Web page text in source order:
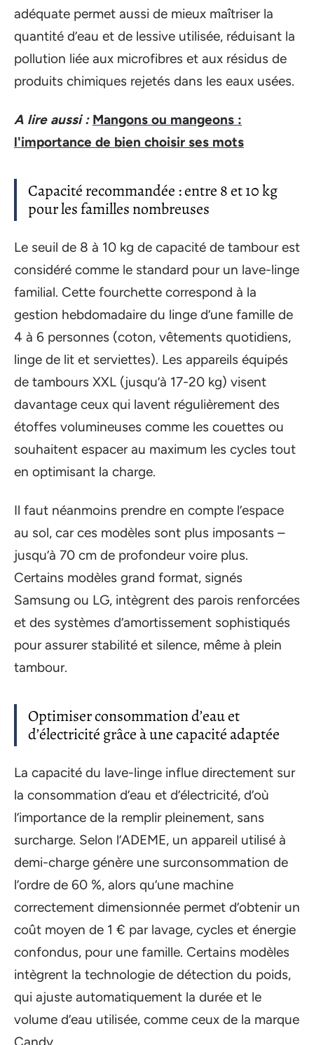
adéquate permet aussi de mieux maîtriser la
quantité d’eau et de lessive utilisée, réduisant la
pollution liée aux microfibres et aux résidus de
produits chimiques rejetés dans les eaux usées.
A lire aussi : Mangons ou mangeons :
l'importance de bien choisir ses mots
Capacité recommandée : entre 8 et 10 kg
pour les familles nombreuses
Le seuil de 8 à 10 kg de capacité de tambour est
considéré comme le standard pour un lave-linge
familial. Cette fourchette correspond à la
gestion hebdomadaire du linge d’une famille de
4 à 6 personnes (coton, vêtements quotidiens,
linge de lit et serviettes). Les appareils équipés
de tambours XXL (jusqu’à 17-20 kg) visent
davantage ceux qui lavent régulièrement des
étoffes volumineuses comme les couettes ou
souhaitent espacer au maximum les cycles tout
en optimisant la charge.
Il faut néanmoins prendre en compte l’espace
au sol, car ces modèles sont plus imposants –
jusqu’à 70 cm de profondeur voire plus.
Certains modèles grand format, signés
Samsung ou LG, intègrent des parois renforcées
et des systèmes d’amortissement sophistiqués
pour assurer stabilité et silence, même à plein
tambour.
Optimiser consommation d’eau et
d’électricité grâce à une capacité adaptée
La capacité du lave-linge influe directement sur
la consommation d’eau et d’électricité, d’où
l’importance de la remplir pleinement, sans
surcharge. Selon l’ADEME, un appareil utilisé à
demi-charge génère une surconsommation de
l’ordre de 60 %, alors qu’une machine
correctement dimensionnée permet d’obtenir un
coût moyen de 1 € par lavage, cycles et énergie
confondus, pour une famille. Certains modèles
intègrent la technologie de détection du poids,
qui ajuste automatiquement la durée et le
volume d’eau utilisée, comme ceux de la marque